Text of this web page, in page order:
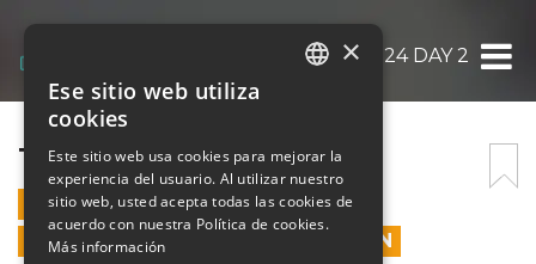
THE VIBE 2024 DAY 2
THE VIBE 2024 DAY 2
3 NOVIEMBRE 2024 - 09:00
LAS VENTAS EN LÍNEA TERMINARON
SPANISH
×
Ese sitio web utiliza
cookies
Este sitio web usa cookies para mejorar la
experiencia del usuario. Al utilizar nuestro
sitio web, usted acepta todas las cookies de
acuerdo con nuestra Política de cookies.
Más información